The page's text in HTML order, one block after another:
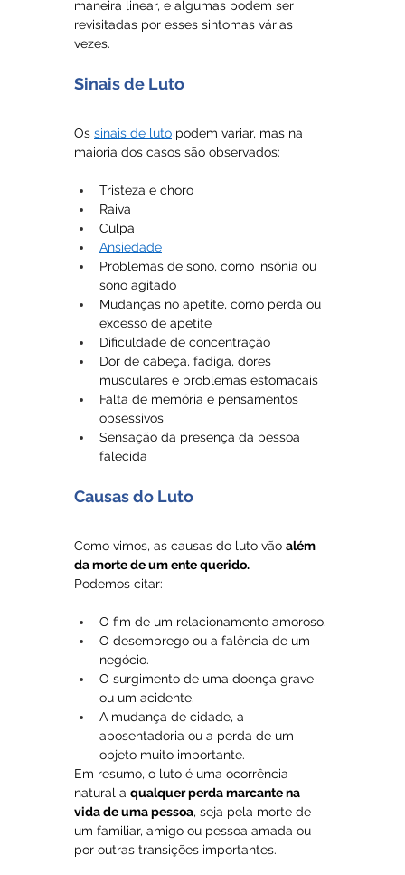
maneira linear, e algumas podem ser
revisitadas por esses sintomas várias
vezes.
Sinais de Luto
Os sinais de luto podem variar, mas na
maioria dos casos são observados:
Tristeza e choro
Raiva
Culpa
Ansiedade
Problemas de sono, como insônia ou
sono agitado
Mudanças no apetite, como perda ou
excesso de apetite
Dificuldade de concentração
Dor de cabeça, fadiga, dores
musculares e problemas estomacais
Falta de memória e pensamentos
obsessivos
Sensação da presença da pessoa
falecida
Causas do Luto
Como vimos, as causas do luto vão além
da morte de um ente querido.
Podemos citar:
O fim de um relacionamento amoroso.
O desemprego ou a falência de um
negócio.
O surgimento de uma doença grave
ou um acidente.
A mudança de cidade, a
aposentadoria ou a perda de um
objeto muito importante.
Em resumo, o luto é uma ocorrência
natural a qualquer perda marcante na
vida de uma pessoa, seja pela morte de
um familiar, amigo ou pessoa amada ou
por outras transições importantes.